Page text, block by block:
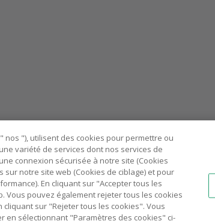
AU IT ES
"), utilisent des cookies pour permettre ou
variété de services dont nos services de
connexion sécurisée à notre site (Cookies
notre site web (Cookies de ciblage) et pour
En cliquant sur "Accepter tous les
Vous pouvez également rejeter tous les cookies
sur "Rejeter tous les cookies". Vous
en sélectionnant "Paramètres des cookies" ci-